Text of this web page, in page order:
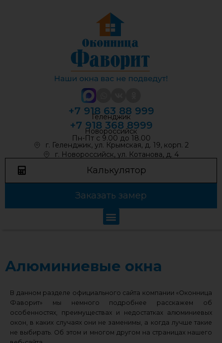
+7 918 63 88 999
Геленджик
+7 918 368 8999
Новороссийск
Пн-Пт с 9.00 до 18.00
г. Геленджик, ул. Крымская, д. 19, корп. 2
г. Новороссийск, ул. Котанова, д. 4
Калькулятор
Заказать замер
Алюминиевые окна
В данном разделе официального сайта компании «Оконница
Фаворит» мы немного подробнее расскажем об
особенностях, преимуществах и недостатках алюминиевых
окон, в каких случаях они не заменимы, а когда лучше такие
не выбирать. Об этом и многом другом на страницах нашего